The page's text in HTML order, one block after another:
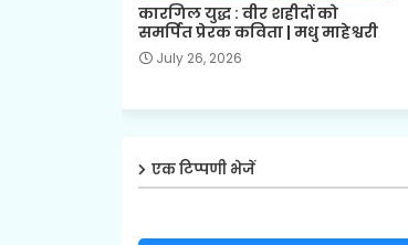
कारगिल युद्ध : वीर शहीदों को
समर्पित प्रेरक कविता | मधु माहेश्वरी
July 26, 2026
एक टिप्पणी भेजें